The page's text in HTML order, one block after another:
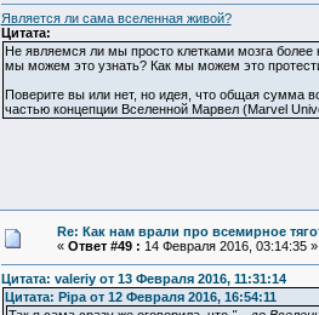
Является ли сама вселенная живой?
Цитата:
Не являемся ли мы просто клетками мозга более
мы можем это узнать? Как мы можем это
Поверите вы или нет, но идея, что общая сумма
частью концепции Вселенной Марвел (Marvel
Re: Как нам врали про всемирное
« Ответ #49 : 14 Февраля 2016, 03:14:35 »
Цитата: valeriy от 13 Февраля 2016, 11:31:14
Цитата: Pipa от 12 Февраля 2016, 16:54:11